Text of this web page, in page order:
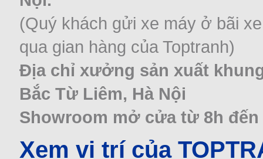
(Quý khách gửi xe máy ở bãi
qua gian hàng của Toptranh)
Địa chỉ xưởng sản xuất
Bắc Từ Liêm, Hà Nội
Showroom mở cửa từ 8h
Xem vị trí của